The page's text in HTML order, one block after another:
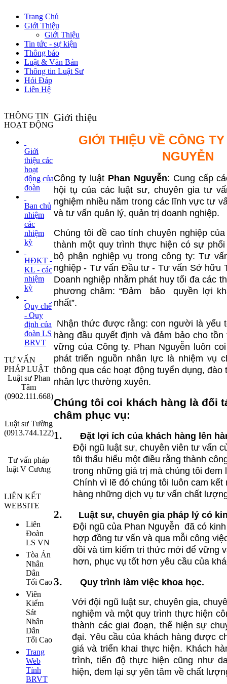
Trang Chủ
Giới Thiệu
Giới Thiệu
Tin tức - sự kiện
Thông báo
Luật & Văn Bản
Thông tin Luật Sư
Hỏi Đáp
Liên Hệ
THÔNG TIN
HOẠT ĐỘNG
Giới
thiệu các
hoạt
động của
đoàn
Ban chủ
nhiệm
các
nhiệm
kỳ
HĐKT -
KL - các
nhiệm
kỳ
Quy chế
- Quy
định của
đoàn LS
BRVT
TƯ VẤN
PHÁP LUẬT
Luật sư Phan
Tâm
(0902.111.668)
Luật sư Tường
(0913.744.122)
Tư vấn pháp
luật V Cương
LIÊN KẾT
WEBSITE
Liên
Đoàn
LS VN
Tòa Án
Nhân
Dân
Tối Cao
Viên
Kiểm
Sát
Nhân
Dân
Tối Cao
Trang
Web
Tỉnh
BRVT
Giới thiệu
GIỚI THIỆU VỀ CÔNG
NGUYỄN
Công ty luật Phan Nguyễn: Cung cấp
hội tụ của các luật sư, chuyên gia tư
nghiệm nhiều năm trong các lĩnh vực tư
và tư vấn quản lý, quản trị doanh nghiệp.
Chúng tôi đề cao tính chuyên nghiệp
thành một quy trình thực hiện có sự
bộ phận nghiệp vụ trong công ty: Tư
nghiệp - Tư vấn Đầu tư - Tư vấn Sở hữu
Doanh nghiệp nhằm phát huy tối đa các
phương châm: “Đảm
bảo
quyền lợi
nhất”.
Nhận thức được rằng: con người là yếu
hàng đầu quyết định và đảm bảo cho
vững của Công ty. Phan Nguyễn luôn
phát triển nguồn nhân lực là nhiệm vụ
thông qua các hoạt động tuyển dụng,
nhân lực thường xuyên.
Chúng tôi coi khách hàng là đối
châm phục vụ:
1.
Đặt lợi ích của khách hàng lên
Đội ngũ luật sư, chuyên viên tư vấn
tôi thấu hiểu một điều rằng thành
trong những giá trị mà chúng tôi đem
Chính vì lẽ đó chúng tôi luôn cam kết
hàng những dịch vụ tư vấn chất
2.
Luật sư, chuyên gia pháp lý có
Đội ngũ của Phan Nguyễn đã có
hợp đồng tư vấn và qua mỗi công
dồi và tìm kiếm tri thức mới để vững
hơn, phục vụ tốt hơn yêu cầu của
3.
Quy trình làm việc khoa học.
Với đội ngũ luật sư, chuyên gia,
nghiệm và một quy trình thực hiện
thành các giai đoạn, thể hiện sự
đại. Yêu cầu của khách hàng được
giá và triển khai thực hiện. Khách
trình, tiến độ thực hiện cũng như
hiện, đem lại sự yên tâm về chất